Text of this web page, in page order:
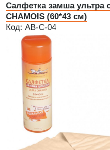
Салфетка замша ультра
CHAMOIS (60*43 см)
Код: AB-C-04